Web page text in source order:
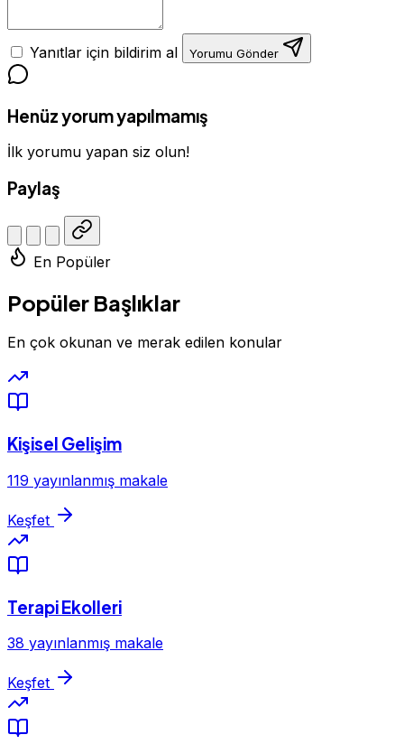
Yanıtlar için bildirim al Yorumu Gönder
Henüz yorum yapılmamış
İlk yorumu yapan siz olun!
Paylaş
En Popüler
Popüler Başlıklar
En çok okunan ve merak edilen konular
Kişisel Gelişim
119 yayınlanmış makale
Keşfet
Terapi Ekolleri
38 yayınlanmış makale
Keşfet